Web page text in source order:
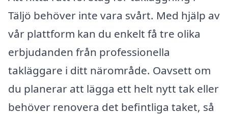
Täljö behöver inte vara svårt. Med hjälp av
vår plattform kan du enkelt få tre olika
erbjudanden från professionella
takläggare i ditt närområde. Oavsett om
du planerar att lägga ett helt nytt tak eller
behöver renovera det befintliga taket, så